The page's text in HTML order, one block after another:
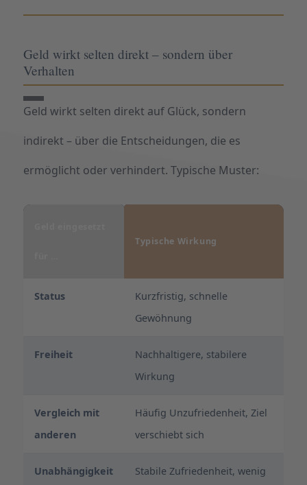
Geld wirkt selten direkt – sondern über
Verhalten
Geld wirkt selten direkt auf Glück, sondern
indirekt – über die Entscheidungen, die es
ermöglicht oder verhindert. Typische Muster:
Typische Wirkung
Status
Kurzfristig, schnelle
Gewöhnung
Freiheit
Nachhaltigere, stabilere
Wirkung
Vergleich mit
anderen
Häufig Unzufriedenheit, Ziel
verschiebt sich
Unabhängigkeit
Stabile Zufriedenheit, wenig